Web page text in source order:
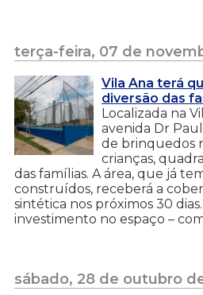
terça-feira, 07 de
Vila Ana terá
diversão das
Localizada na
avenida Dr
de brinquedos
crianças,
das famílias. A área, que já
construídos, receberá a
sintética nos próximos 30
investimento no espaço –
sábado, 28 de outubro